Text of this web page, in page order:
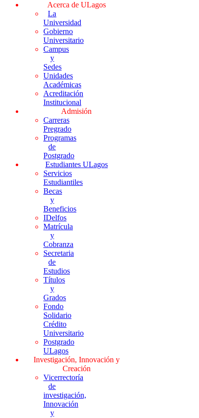
Acerca de ULagos
La
Universidad
Gobierno
Universitario
Campus
y
Sedes
Unidades
Académicas
Acreditación
Institucional
Admisión
Carreras
Pregrado
Programas
de
Postgrado
Estudiantes ULagos
Servicios
Estudiantiles
Becas
y
Beneficios
IDelfos
Matrícula
y
Cobranza
Secretaria
de
Estudios
Títulos
y
Grados
Fondo
Solidario
Crédito
Universitario
Postgrado
ULagos
Investigación, Innovación y
Creación
Vicerrectoría
de
investigación,
Innovación
y